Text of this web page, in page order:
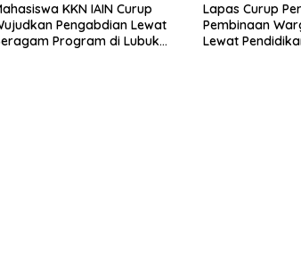
KKN IAIN Curup
Pengabdian Lewat
Program di Lubuk
Lapas Curup
Pembinaan
Lewat